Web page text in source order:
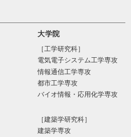
大学院
［工学研究科］
電気電⼦システム⼯学専攻
情報通信⼯学専攻
都市⼯学専攻
バイオ情報・応⽤化学専攻
［建築学研究科］
建築学専攻